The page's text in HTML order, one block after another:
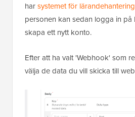
harsystemet för
personen kan sedan logga in på
skapa ett nytt konto.
Efter att ha valt 'Webhook' som
välja de data du vill skicka till